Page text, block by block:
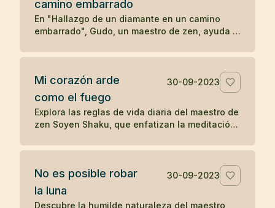
serenidad y la aceptación en las enseñanzas
Zen.
camino embarrado
En "Hallazgo de un diamante en un camino
embarrado", Gudo, un maestro de zen, ayuda a
consecuencias de su comportamiento
reflexión, el hombre decide seguir a Gudo y
transformar su vida, eventualmente
convirtiéndose en Mu-nan, un reconocido
maestro de zen, ilustrando cómo una
interacción significativa puede cambiar el
Mi corazón arde
como el fuego
30-09-2023
Explora las reglas de vida diaria del maestro de
zen Soyen Shaku, que enfatizan la meditación,
equilibrio entre el coraje y la ternura, guiando
No es posible robar
la luna
30-09-2023
Descubre la humilde naturaleza del maestro